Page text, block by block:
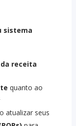
sistema
receita
quanto ao
atualizar seus